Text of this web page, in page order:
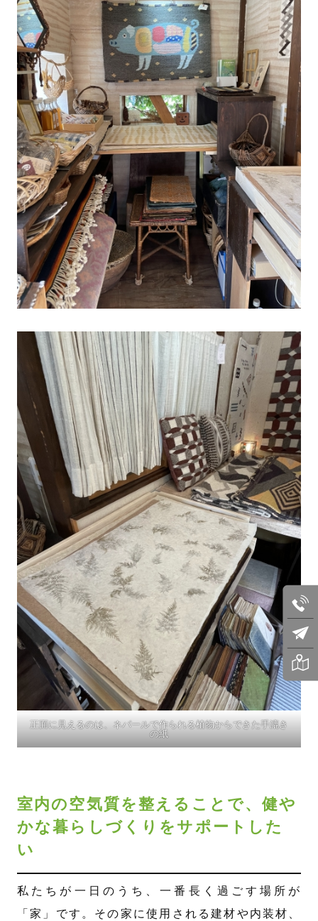
正面に見えるのは、ネパールで作られる植物からできた手漉き
の紙
室内の空気質を整えることで、健や
かな暮らしづくりをサポートした
い
私たちが一日のうち、一番長く過ごす場所が
「家」です。その家に使用される建材や内装材、